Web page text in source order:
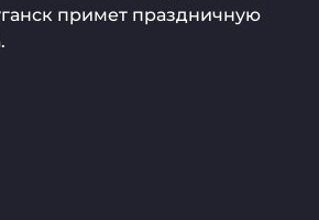
примет праздничную